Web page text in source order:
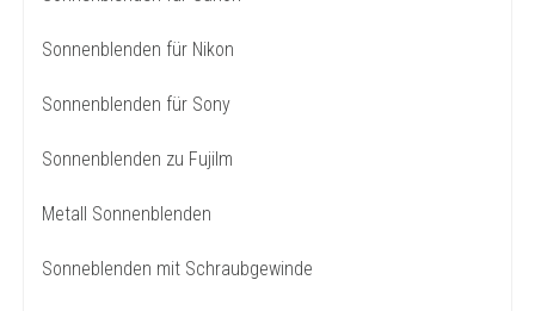
Sonnenblenden für Nikon
Sonnenblenden für Sony
Sonnenblenden zu Fujilm
Metall Sonnenblenden
Sonneblenden mit Schraubgewinde